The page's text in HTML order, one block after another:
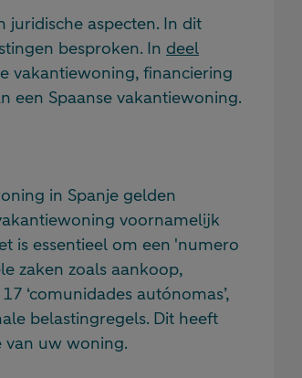
aspecten. In dit
besproken. In deel
vakantiewoning, financiering
een Spaanse vakantiewoning.
in Spanje gelden
voornamelijk
is essentieel om een 'numero
zaken zoals aankoop,
‘comunidades autónomas’,
belastingregels. Dit heeft
van uw woning.